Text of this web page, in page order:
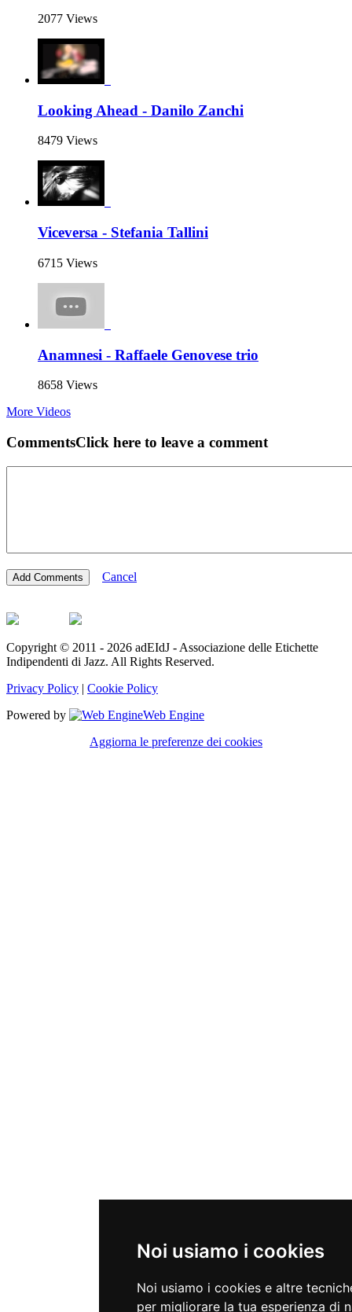
Noi usiamo i cookies
Noi usiamo i cookies e altre
per migliorare la tua esperienza di
2077 Views
Looking Ahead - Danilo Zanchi
8479 Views
Viceversa - Stefania Tallini
6715 Views
Anamnesi - Raffaele Genovese trio
8658 Views
More Videos
CommentsClick here to leave a comment
Cancel
Copyright © 2011 - 2026 adEIdJ - Associazione delle Etichette
Indipendenti di Jazz. All Rights Reserved.
Privacy Policy | Cookie Policy
Powered by
Web Engine
Aggiorna le preferenze dei cookies